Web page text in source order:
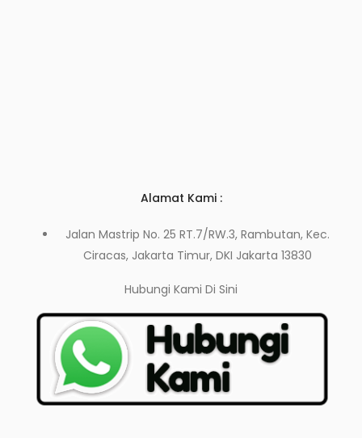
Alamat Kami :
Jalan Mastrip No. 25 RT.7/RW.3, Rambutan, Kec.
Ciracas, Jakarta Timur, DKI Jakarta 13830
Hubungi Kami Di Sini